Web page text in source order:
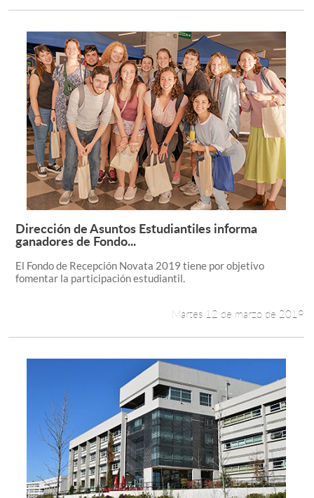
Leer más +
Dirección de Asuntos Estudiantiles informa
ganadores de Fondo...
El Fondo de Recepción Novata 2019 tiene por objetivo
fomentar la participación estudiantil.
Martes 12 de marzo de 2019